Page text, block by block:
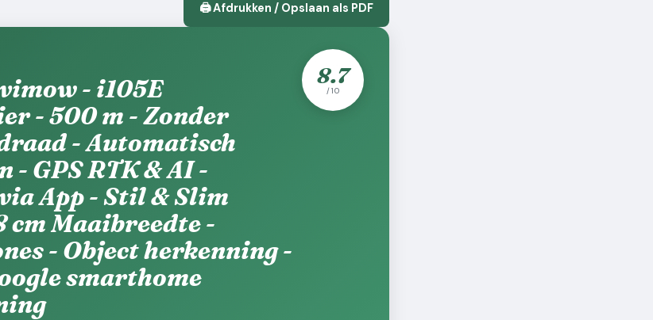
🖨️ Afdrukken / Opslaan als PDF
- i105E
- 500 m - Zonder
- Automatisch
- GPS RTK & AI -
App - Stil & Slim
cm Maaibreedte -
- Object herkenning -
smarthome
8.7
/ 10